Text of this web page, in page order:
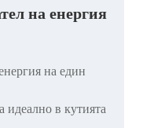
на енергия
на един
в кутията